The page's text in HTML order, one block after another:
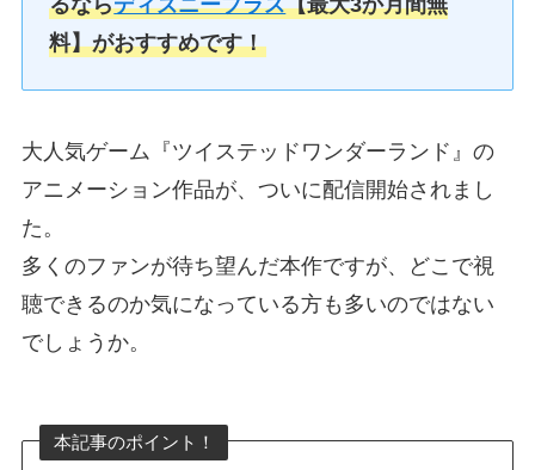
るならディズニープラス【最大3か月間無
料】がおすすめです！
大人気ゲーム『ツイステッドワンダーランド』の
アニメーション作品が、ついに配信開始されまし
た。
多くのファンが待ち望んだ本作ですが、どこで視
聴できるのか気になっている方も多いのではない
でしょうか。
本記事のポイント！